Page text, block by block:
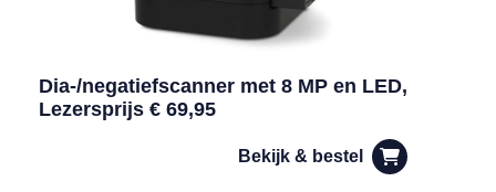
Dia-/negatiefscanner met 8 MP en LED,
Lezersprijs € 69,95
Bekijk & bestel